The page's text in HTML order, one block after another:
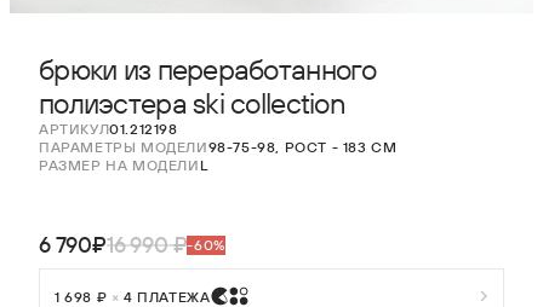
брюки из переработанного
полиэстера ski collection
АРТИКУЛ01.212198
ПАРАМЕТРЫ МОДЕЛИ98-75-98, РОСТ - 183 СМ
РАЗМЕР НА МОДЕЛИ L
6 790₽16 990 ₽-60%
1 698 ₽ × 4 ПЛАТЕЖА